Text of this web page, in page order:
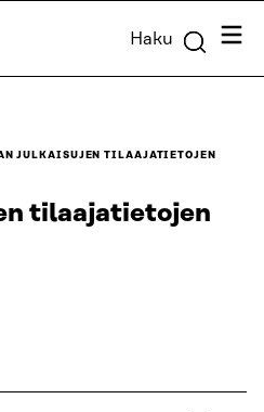
Haku
JULKAISUJEN TILAAJATIETOJEN
tilaajatietojen